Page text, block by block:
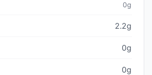
0g
2.2g
0g
0g